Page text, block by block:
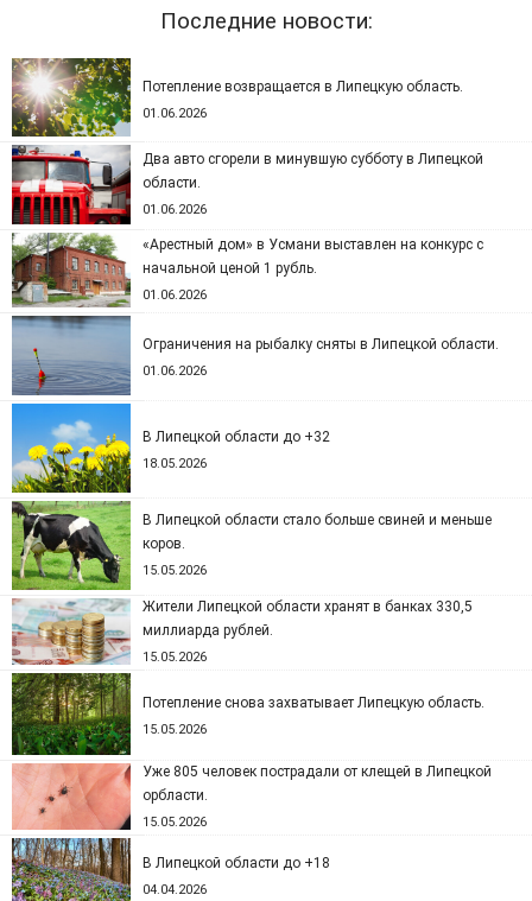
Последние новости:
Потепление возвращается в Липецкую область.
01.06.2026
Два авто сгорели в минувшую субботу в Липецкой
области.
01.06.2026
«Арестный дом» в Усмани выставлен на конкурс с
начальной ценой 1 рубль.
01.06.2026
Ограничения на рыбалку сняты в Липецкой области.
01.06.2026
В Липецкой области до +32
18.05.2026
В Липецкой области стало больше свиней и меньше
коров.
15.05.2026
Жители Липецкой области хранят в банках 330,5
миллиарда рублей.
15.05.2026
Потепление снова захватывает Липецкую область.
15.05.2026
Уже 805 человек пострадали от клещей в Липецкой
орбласти.
15.05.2026
В Липецкой области до +18
04.04.2026